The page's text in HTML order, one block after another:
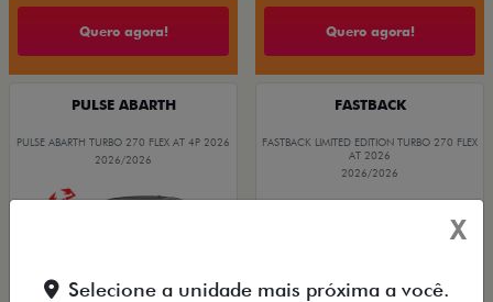
Quero agora! Quero agora!
PULSE ABARTH
PULSE ABARTH TURBO 270 FLEX AT 4P 2026
2026/2026
FASTBACK
FASTBACK LIMITED EDITION TURBO 270 FLEX
AT 2026
2026/2026
X
Selecione a unidade mais próxima a você.